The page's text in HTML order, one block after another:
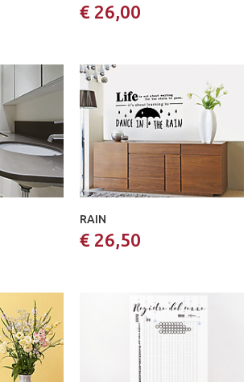
€ 26,00
RAIN
€ 26,50